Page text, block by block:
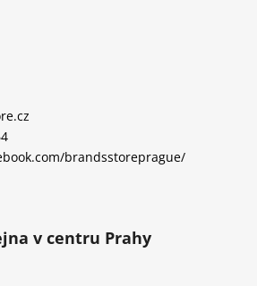
brandsstoreprague/
v centru Prahy